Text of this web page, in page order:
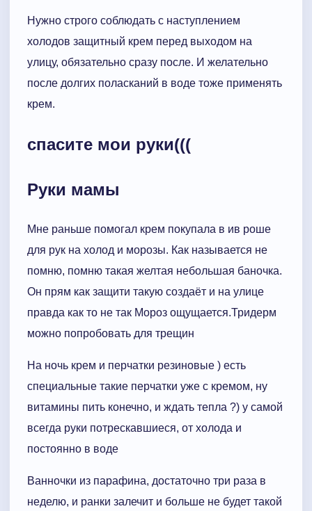
Нужно строго соблюдать с наступлением
холодов защитный крем перед выходом на
улицу, обязательно сразу после. И желательно
после долгих поласканий в воде тоже применять
крем.
спасите мои руки(((
Руки мамы
Мне раньше помогал крем покупала в ив роше
для рук на холод и морозы. Как называется не
помню, помню такая желтая небольшая баночка.
Он прям как защити такую создаёт и на улице
правда как то не так Мороз ощущается.Тридерм
можно попробовать для трещин
На ночь крем и перчатки резиновые ) есть
специальные такие перчатки уже с кремом, ну
витамины пить конечно, и ждать тепла ?) у самой
всегда руки потрескавшиеся, от холода и
постоянно в воде
Ванночки из парафина, достаточно три раза в
неделю, и ранки залечит и больше не будет такой